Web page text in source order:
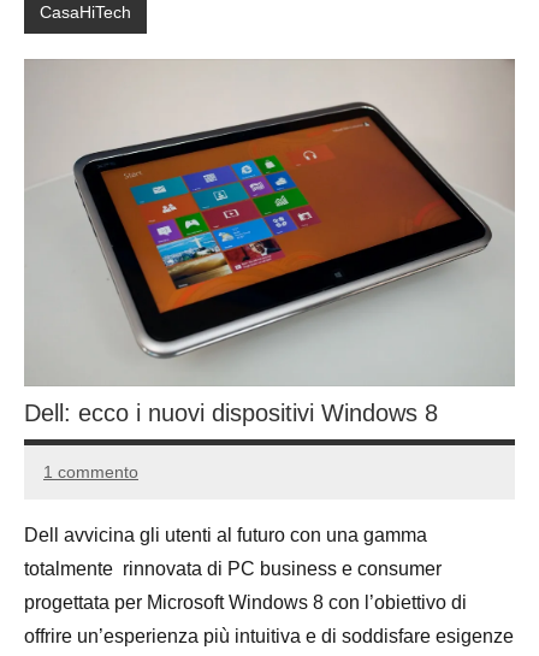
CasaHiTech
Dell: ecco i nuovi dispositivi Windows 8
27
2013
Andrea
1 commento
Dell avvicina gli utenti al futuro con una gamma
totalmente rinnovata di PC business e consumer
progettata per Microsoft Windows 8 con l’obiettivo di
offrire un’esperienza più intuitiva e di soddisfare esigenze